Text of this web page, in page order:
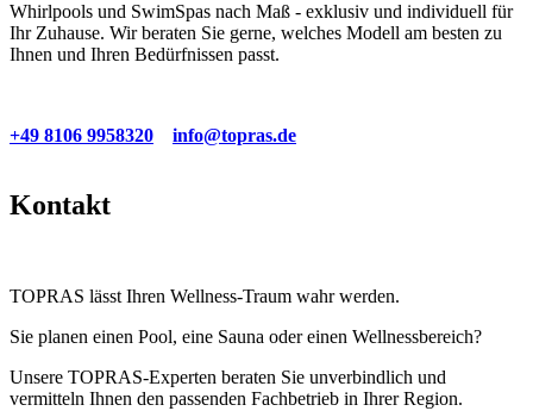
Whirlpools und SwimSpas nach Maß - exklusiv und individuell für
Ihr Zuhause. Wir beraten Sie gerne, welches Modell am besten zu
Ihnen und Ihren Bedürfnissen passt.
+49 8106 9958320 info@topras.de
Kontakt
TOPRAS lässt Ihren Wellness-Traum wahr werden.
Sie planen einen Pool, eine Sauna oder einen Wellnessbereich?
Unsere TOPRAS-Experten beraten Sie unverbindlich und
vermitteln Ihnen den passenden Fachbetrieb in Ihrer Region.